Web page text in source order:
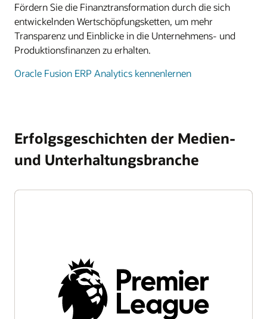
Fördern Sie die Finanztransformation durch die sich
entwickelnden Wertschöpfungsketten, um mehr
Transparenz und Einblicke in die Unternehmens- und
Produktionsfinanzen zu erhalten.
Oracle Fusion ERP Analytics kennenlernen
Erfolgsgeschichten der Medien-
und Unterhaltungsbranche